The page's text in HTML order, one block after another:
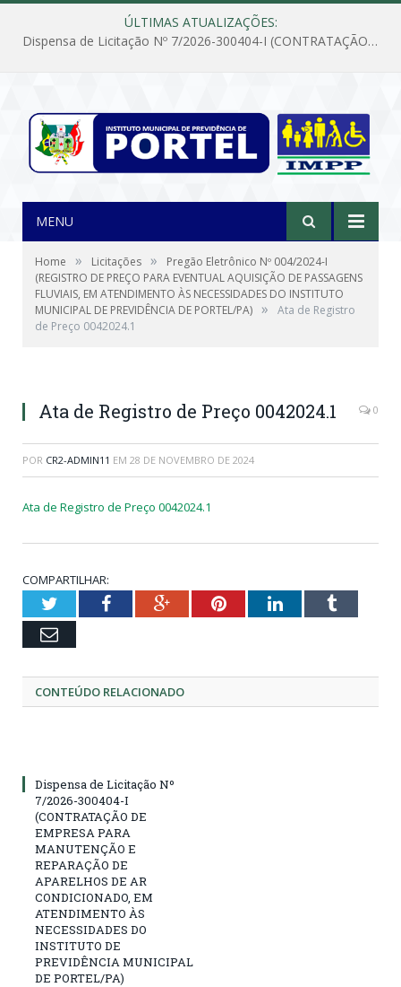
ÚLTIMAS ATUALIZAÇÕES:
Dispensa de Licitação Nº 7/2026-300404-I (CONTRATAÇÃO DE EMPRESA PARA MANUTENÇÃO E REPARAÇÃO DE APARELHOS DE AR CONDICIONADO, EM ATENDIMENTO ÀS NECESSIDADES DO INSTITUTO DE PREVIDÊNCIA MUNICIPAL DE PORTEL/PA)
MENU
Home » Licitações »
Pregão Eletrônico Nº 004/2024-I
(REGISTRO DE PREÇO PARA EVENTUAL AQUISIÇÃO DE PASSAGENS
FLUVIAIS, EM ATENDIMENTO ÀS NECESSIDADES DO INSTITUTO
MUNICIPAL DE PREVIDÊNCIA DE PORTEL/PA) »
Ata de Registro
de Preço 0042024.1
Ata de Registro de Preço 0042024.1 0
POR CR2-ADMIN11 EM 28 DE NOVEMBRO DE 2024
Ata de Registro de Preço 0042024.1
COMPARTILHAR:
TwitterFacebookGoogle+PinterestLinkedInTumblr
Email
CONTEÚDO RELACIONADO
Dispensa de Licitação Nº
7/2026-300404-I
(CONTRATAÇÃO DE
EMPRESA PARA
MANUTENÇÃO E
REPARAÇÃO DE
APARELHOS DE AR
CONDICIONADO, EM
ATENDIMENTO ÀS
NECESSIDADES DO
INSTITUTO DE
PREVIDÊNCIA MUNICIPAL
DE PORTEL/PA)